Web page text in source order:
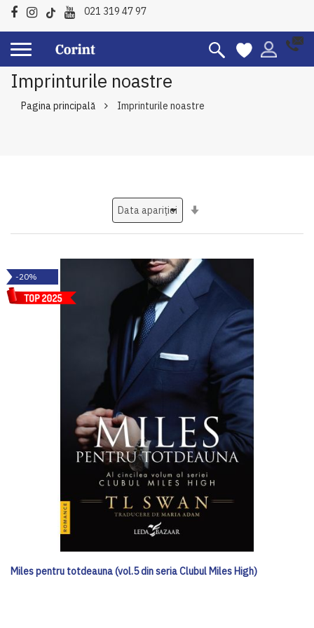
021 319 47 97
Imprinturile noastre
Pagina principală Imprinturile noastre
-20%
Miles pentru totdeauna (vol.5 din seria Clubul Miles High)